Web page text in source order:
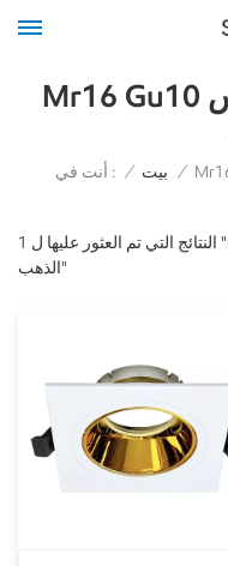
Mr16 Gu10 تركيبات الإضاءة عاكس
أنت في : / بيت /
1 النتائج التي تم العثور عليها ل "Mr16 Gu10 تركيبات الإضاءة عاكس
الذهب"